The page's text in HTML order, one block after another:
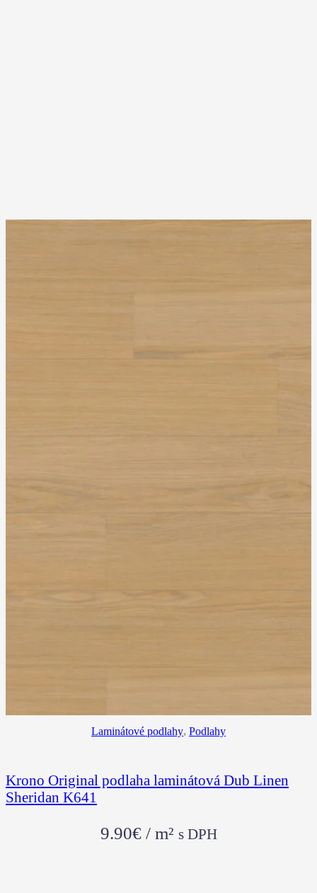
Laminátové podlahy, Podlahy
Krono Original podlaha laminátová Dub Linen
Sheridan K641
9.90€ / m² s DPH